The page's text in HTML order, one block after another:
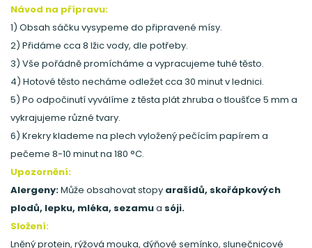
Návod na přípravu:
1) Obsah sáčku vysypeme do připravené mísy.
2) Přidáme cca 8 lžic vody, dle potřeby.
3) Vše pořádně promícháme a vypracujeme tuhé těsto.
4) Hotové těsto necháme odležet cca 30 minut v lednici.
5) Po odpočinutí vyválíme z těsta plát zhruba o tloušťce 5 mm a
vykrajujeme různé tvary.
6) Krekry klademe na plech vyložený pečícím papírem a
pečeme 8-10 minut na 180 °C.
Upozornění:
Alergeny:Může obsahovat stopy arašídů, skořápkových
plodů, lepku, mléka, sezamua sóji.
Složení:
Lněný protein, rýžová mouka, dýňové semínko, slunečnicové